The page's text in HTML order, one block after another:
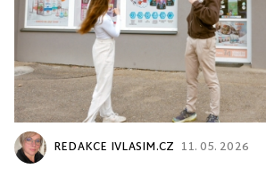
REDAKCE IVLASIM.CZ 11. 05. 2026